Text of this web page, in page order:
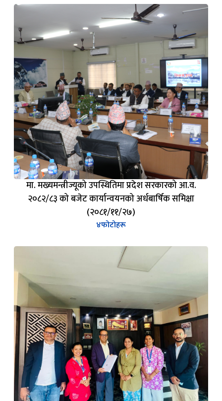
मा. मख्यमन्त्रीज्यूको उपस्थितिमा प्रदेश सरकारको आ.व.
२०८२/८३ को बजेट कार्यान्वयनको अर्धबार्षिक समिक्षा
(२०८१/११/२७)
४फोटोहरू